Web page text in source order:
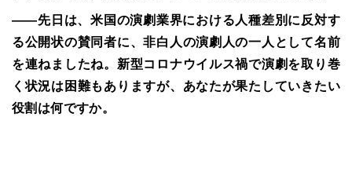
――先日は、米国の演劇業界における人種差別に反対す
る公開状の賛同者に、非白人の演劇人の一人として名前
を連ねましたね。新型コロナウイルス禍で演劇を取り巻
く状況は困難もありますが、あなたが果たしていきたい
役割は何ですか。